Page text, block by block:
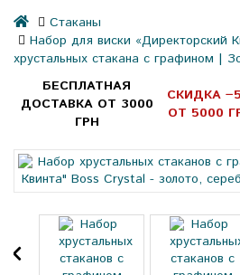
Стаканы
Набор для виски «Директорский
хрустальных стакана с графином |
БЕСПЛАТНАЯ
ДОСТАВКА ОТ 3000
ГРН
СКИДКА
ОТ 5000